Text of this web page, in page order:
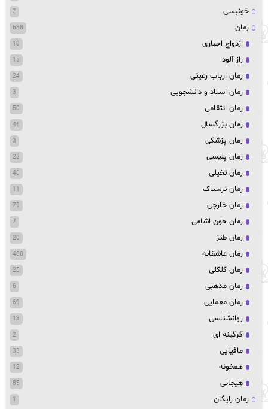
خونبسی
2
رمان 688
ازدواج اجباری 18
راز آلود 15
رمان ارباب رعیتی 24
رمان استاد و دانشجویی 3
رمان انتقامی 50
رمان بزرگسال 46
رمان پزشکی 3
رمان پلیسی 23
رمان تخیلی 40
رمان ترسناک 11
رمان خارجی 79
رمان خون اشامی 7
رمان طنز 20
رمان عاشقانه 488
رمان کلکلی 25
رمان مذهبی 6
رمان معمایی 69
روانشناسی 13
گرگینه ای 2
مافیایی 33
همخونه 12
هیجانی 85
رمان رایگان 1